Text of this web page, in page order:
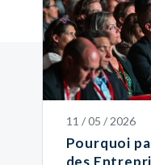
11 / 05 / 2026
Pourquoi
des